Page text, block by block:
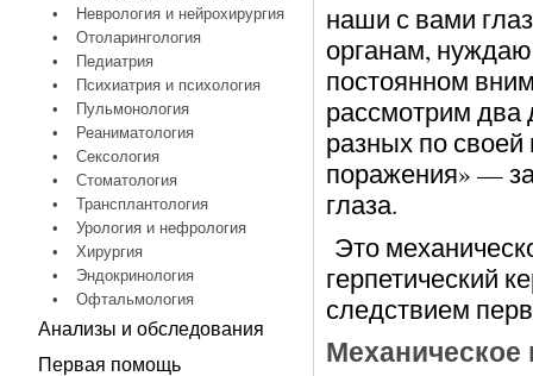
•
Неврология и нейрохирургия
•
Отоларингология
•
Педиатрия
•
Психиатрия и психология
•
Пульмонология
•
Реаниматология
•
Сексология
•
Стоматология
•
Трансплантология
•
Урология и нефрология
•
Хирургия
•
Эндокринология
•
Офтальмология
Анализы и обследования
Первая помощь
наши с вами
органам,
постоянном
рассмотрим два
разных по
поражения» —
глаза.
Это
герпетический
следствием
Механическое